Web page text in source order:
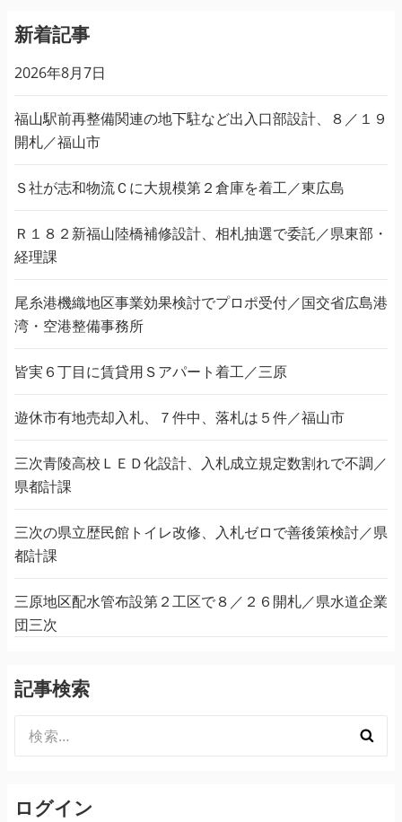
新着記事
2026年8月7日
福山駅前再整備関連の地下駐など出入口部設計、８／１９
開札／福山市
Ｓ社が志和物流Ｃに大規模第２倉庫を着工／東広島
Ｒ１８２新福山陸橋補修設計、相札抽選で委託／県東部・
経理課
尾糸港機織地区事業効果検討でプロポ受付／国交省広島港
湾・空港整備事務所
皆実６丁目に賃貸用Ｓアパート着工／三原
遊休市有地売却入札、７件中、落札は５件／福山市
三次青陵高校ＬＥＤ化設計、入札成立規定数割れで不調／
県都計課
三次の県立歴民館トイレ改修、入札ゼロで善後策検討／県
都計課
三原地区配水管布設第２工区で８／２６開札／県水道企業
団三次
記事検索
索:
ログイン